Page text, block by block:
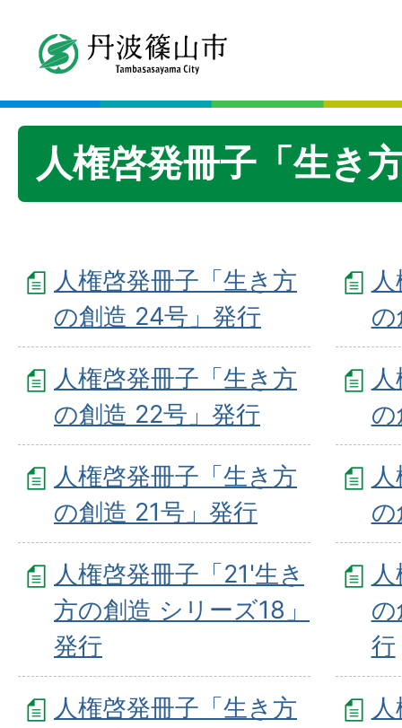
人権啓発冊子「生き
人権啓発冊子「生き方
の創造 24号」発行
人権啓発冊子「生き方
の創造 22号」発行
人権啓発冊子「生き方
の創造 21号」発行
人権啓発冊子「21'生き
方の創造 シリーズ18」
発行
行
人権啓発冊子「生き方